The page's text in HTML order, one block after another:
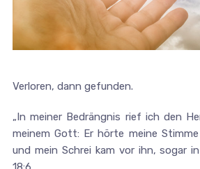
Verloren, dann gefunden.
„In meiner Bedrängnis rief ich den
meinem Gott: Er hörte meine
und mein Schrei kam vor ihn, sogar in